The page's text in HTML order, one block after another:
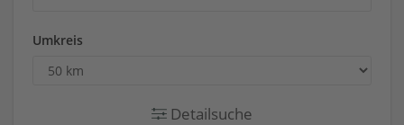
Umkreis
Detailsuche